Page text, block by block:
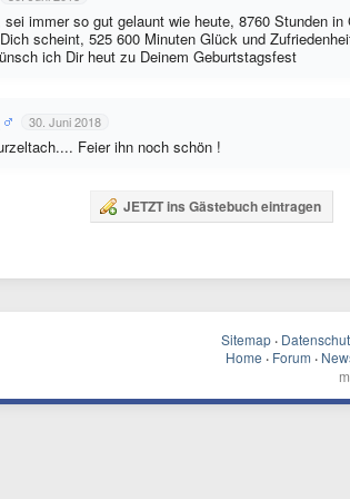
sei immer so gut gelaunt wie heute, 8760 Stunden
scheint, 525 600 Minuten Glück und
ich Dir heut zu Deinem Geburtstagsfest
30. Juni 2018
Feier ihn noch schön !
JETZT ins Gästebuch eintragen
Sitemap ·
Home · Forum ·